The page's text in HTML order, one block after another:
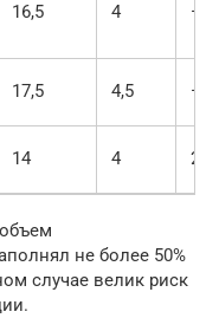
16,5 4 —
17,5 4,5 —
14 4 210
не более 50%
случае велик риск